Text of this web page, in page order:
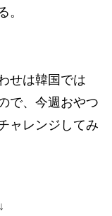
。
せは韓国では
で、今週おやつ
ャレンジしてみ